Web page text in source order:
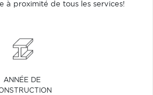
à proximité de tous les services!
ANNÉE DE